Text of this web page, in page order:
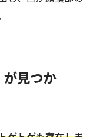
が見つか